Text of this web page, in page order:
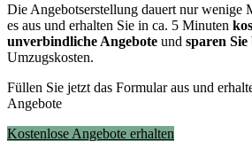
Die Angebotserstellung dauert nur wenige
es aus und erhalten Sie in ca. 5 Minuten
unverbindliche Angebote und sparen
Umzugskosten.
Füllen Sie jetzt das Formular aus und
Angebote
Kostenlose Angebote erhalten